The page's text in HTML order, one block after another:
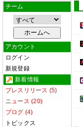
チーム
アカウント
ログイン
新規登録
新着情報
プレスリリース (5)
ニュース (20)
ブログ (4)
トピックス